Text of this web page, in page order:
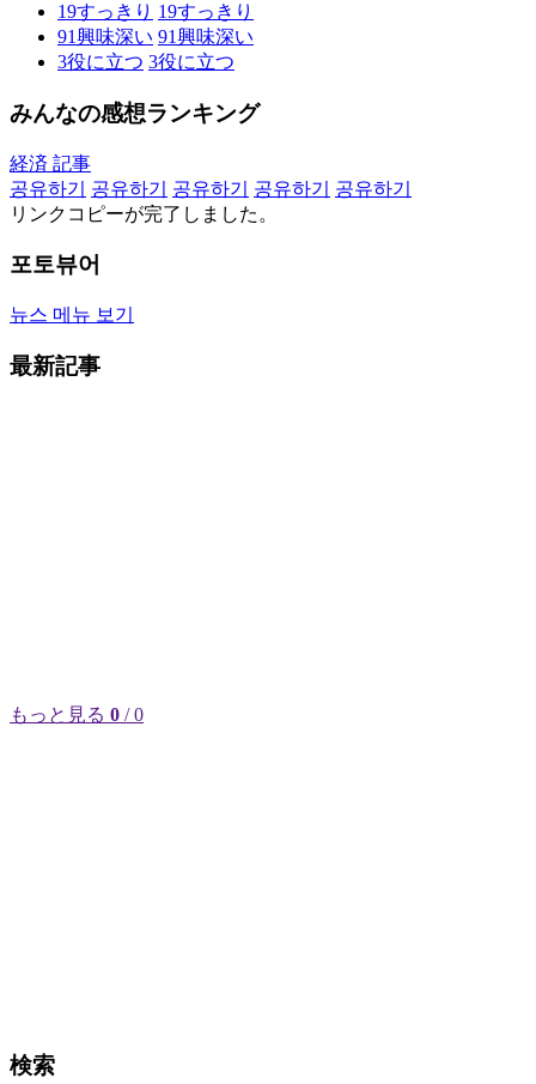
19すっきり 19すっきり
91興味深い 91興味深い
3役に立つ 3役に立つ
みんなの感想ランキング
経済 記事
공유하기
공유하기 공유하기 공유하기
공유하기
リンクコピーが完了しました。
포토뷰어
뉴스 메뉴 보기
最新記事
もっと見る 0 / 0
検索